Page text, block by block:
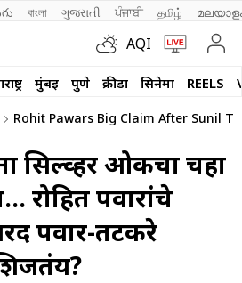
বাংলা ગુજરાતી ਪੰਜਾਬੀ தமிழ்
AQI
मुंबई पुणे क्रीडा सिनेमा REELS
Rohit Pawars Big Claim After Sunil
सिल्व्हर ओकचा चहा
पवारांचे
पवार-तटकरे